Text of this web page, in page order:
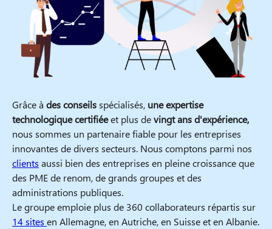
Grâce à des conseilsspécialisés, une expertise
technologique certifiéeet plus devingt ans d'expérience,
nous sommes un partenaire fiable pour les entreprises
innovantes de divers secteurs. Nous comptons parmi nos
clients aussi bien des entreprises en pleine croissance que
des PME de renom, de grands groupes et des
administrations publiques.
Le groupe emploie plus de 360 collaborateurs répartis sur
14 sites en Allemagne, en Autriche, en Suisse et en Albanie.